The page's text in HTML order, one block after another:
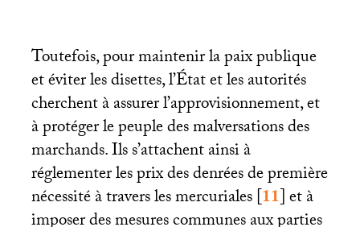
Toutefois, pour maintenir la paix publique
et éviter les disettes, l’État et les autorités
cherchent à assurer l’approvisionnement, et
à protéger le peuple des malversations des
marchands. Ils s’attachent ainsi à
réglementer les prix des denrées de première
nécessité à travers les mercuriales[11]et à